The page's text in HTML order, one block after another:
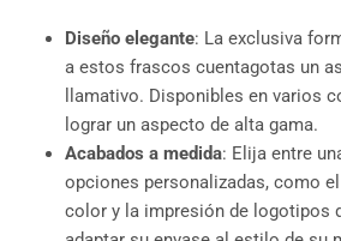
Diseño elegante: La exclusiva
a estos frascos cuentagotas un
llamativo. Disponibles en varios
lograr un aspecto de alta gama.
Acabados a medida: Elija entre
opciones personalizadas, como
color y la impresión de logotipos